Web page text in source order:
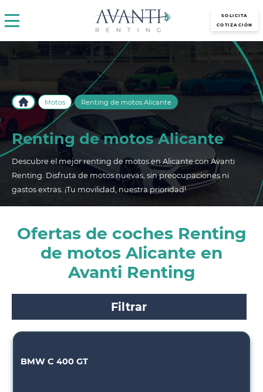
SOLICITA
COTIZACIÓN
Motos Renting de motos Alicante
Renting de motos Alicante
Descubre el mejor renting de motos en Alicante con Avanti
Renting. Disfruta de motos nuevas, sin preocupaciones ni
gastos extras. ¡Tu movilidad, nuestra prioridad!
Ofertas de coches Renting
de motos Alicante en
Avanti Renting
Filtrar
BMW C 400 GT